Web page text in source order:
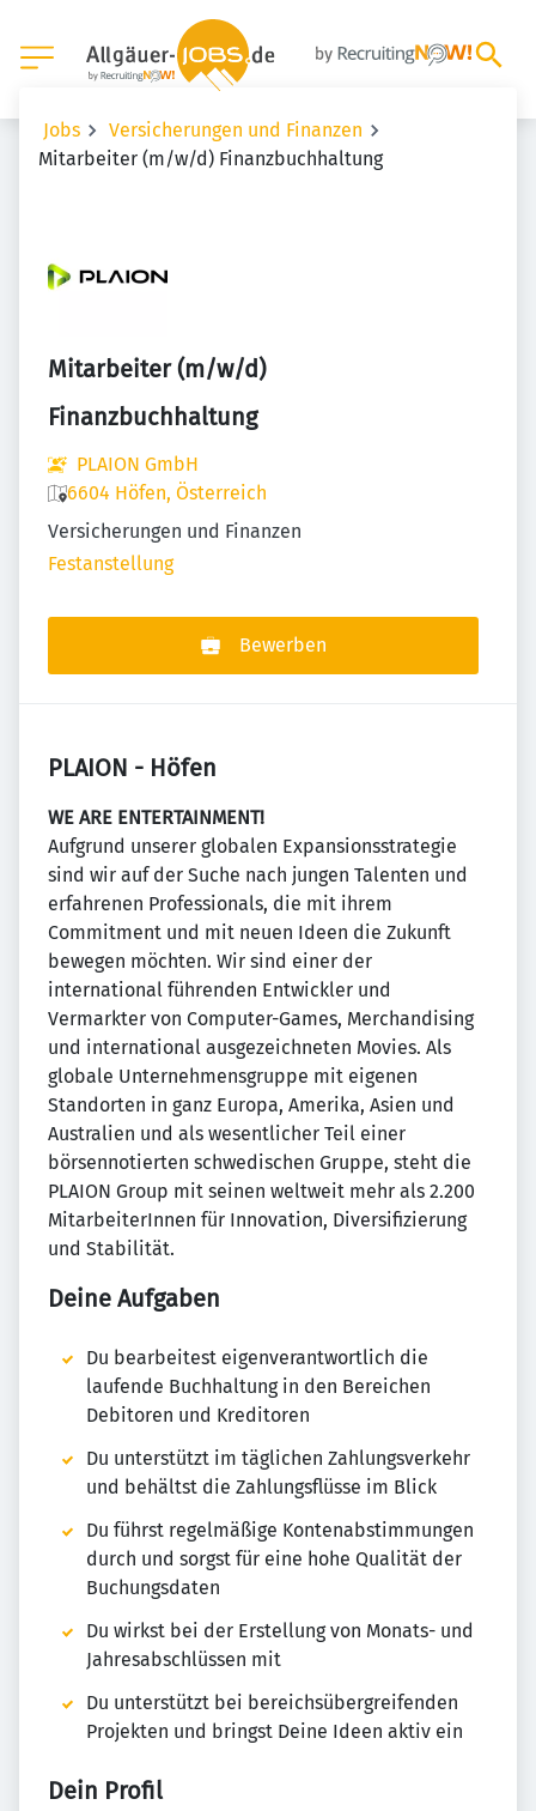
Jobs
Versicherungen und Finanzen
Mitarbeiter (m/w/d) Finanzbuchhaltung
Mitarbeiter (m/w/d)
Finanzbuchhaltung
PLAION GmbH
6604 Höfen, Österreich
Versicherungen und Finanzen
Festanstellung
Bewerben
PLAION - Höfen
WE ARE ENTERTAINMENT!
Aufgrund unserer globalen Expansionsstrategie
sind wir auf der Suche nach jungen Talenten und
erfahrenen Professionals, die mit ihrem
Commitment und mit neuen Ideen die Zukunft
bewegen möchten. Wir sind einer der
international führenden Entwickler und
Vermarkter von Computer-Games, Merchandising
und international ausgezeichneten Movies. Als
globale Unternehmensgruppe mit eigenen
Standorten in ganz Europa, Amerika, Asien und
Australien und als wesentlicher Teil einer
börsennotierten schwedischen Gruppe, steht die
PLAION Group mit seinen weltweit mehr als 2.200
MitarbeiterInnen für Innovation, Diversifizierung
und Stabilität.
Deine Aufgaben
Du bearbeitest eigenverantwortlich die
laufende Buchhaltung in den Bereichen
Debitoren und Kreditoren
Du unterstützt im täglichen Zahlungsverkehr
und behältst die Zahlungsflüsse im Blick
Du führst regelmäßige Kontenabstimmungen
durch und sorgst für eine hohe Qualität der
Buchungsdaten
Du wirkst bei der Erstellung von Monats- und
Jahresabschlüssen mit
Du unterstützt bei bereichsübergreifenden
Projekten und bringst Deine Ideen aktiv ein
Dein Profil